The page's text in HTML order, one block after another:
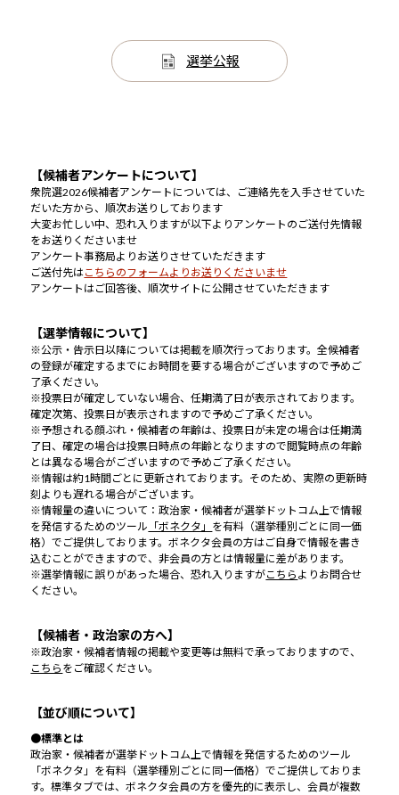
選挙公報
【候補者アンケートについて】
衆院選2026候補者アンケートについては、ご連絡先を入手させていた
だいた方から、順次お送りしております
大変お忙しい中、恐れ入りますが以下よりアンケートのご送付先情報
をお送りくださいませ
アンケート事務局よりお送りさせていただきます
ご送付先はこちらのフォームよりお送りくださいませ
アンケートはご回答後、順次サイトに公開させていただきます
【選挙情報について】
※公示・告示日以降については掲載を順次行っております。全候補者
の登録が確定するまでにお時間を要する場合がございますので予めご
了承ください。
※投票日が確定していない場合、任期満了日が表示されております。
確定次第、投票日が表示されますので予めご了承ください。
※予想される顔ぶれ・候補者の年齢は、投票日が未定の場合は任期満
了日、確定の場合は投票日時点の年齢となりますので閲覧時点の年齢
とは異なる場合がございますので予めご了承ください。
※情報は約1時間ごとに更新されております。そのため、実際の更新時
刻よりも遅れる場合がございます。
※情報量の違いについて：政治家・候補者が選挙ドットコム上で情報
を発信するためのツール 「ボネクタ」 を有料（選挙種別ごとに同一価
格）でご提供しております。ボネクタ会員の方はご自身で情報を書き
込むことができますので、非会員の方とは情報量に差があります。
※選挙情報に誤りがあった場合、恐れ入りますがこちら よりお問合せ
ください。
【候補者・政治家の方へ】
※政治家・候補者情報の掲載や変更等は無料で承っておりますので、
こちら をご確認ください。
【並び順について】
●標準とは
政治家・候補者が選挙ドットコム上で情報を発信するためのツール
「ボネクタ」を有料（選挙種別ごとに同一価格）でご提供しておりま
す。標準タブでは、ボネクタ会員の方を優先的に表示し、会員が複数